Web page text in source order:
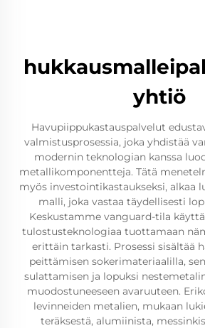
yhtiö
Havupiippukastauspalvelut
valmistusprosessia, joka yhdistää
modernin teknologian kanssa
metallikomponentteja. Tätä
myös investointikastaukseksi, alkaa
malli, joka vastaa täydellisesti
Keskustamme vanguard-tila
tulostusteknologiaa tuottamaan
erittäin tarkasti. Prosessi sisältää
peittämisen sokerimateriaalilla,
sulattamisen ja lopuksi
muodostuneeseen avaruuteen.
levinneiden metalien, mukaan
teräksestä, alumiinista,